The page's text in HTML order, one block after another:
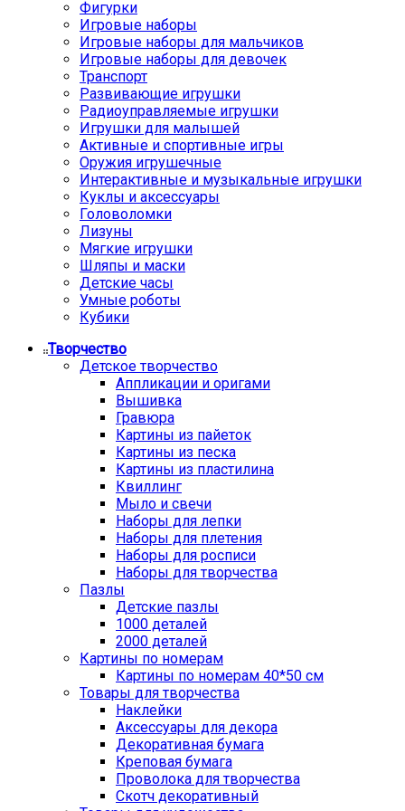
Фигурки
Игровые наборы
Игровые наборы для мальчиков
Игровые наборы для девочек
Транспорт
Развивающие игрушки
Радиоуправляемые игрушки
Игрушки для малышей
Активные и спортивные игры
Оружия игрушечные
Интерактивные и музыкальные игрушки
Куклы и аксессуары
Головоломки
Лизуны
Мягкие игрушки
Шляпы и маски
Детские часы
Умные роботы
Кубики
Творчество
Детское творчество
Аппликации и оригами
Вышивка
Гравюра
Картины из пайеток
Картины из песка
Картины из пластилина
Квиллинг
Мыло и свечи
Наборы для лепки
Наборы для плетения
Наборы для росписи
Наборы для творчества
Пазлы
Детские пазлы
1000 деталей
2000 деталей
Картины по номерам
Картины по номерам 40*50 см
Товары для творчества
Наклейки
Аксессуары для декора
Декоративная бумага
Креповая бумага
Проволока для творчества
Скотч декоративный